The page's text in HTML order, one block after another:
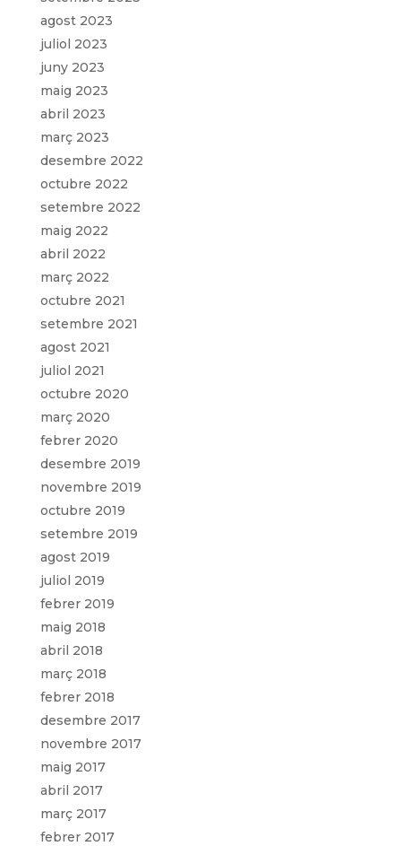
agost 2023
juliol 2023
juny 2023
maig 2023
abril 2023
març 2023
desembre 2022
octubre 2022
setembre 2022
maig 2022
abril 2022
març 2022
octubre 2021
setembre 2021
agost 2021
juliol 2021
octubre 2020
març 2020
febrer 2020
desembre 2019
novembre 2019
octubre 2019
setembre 2019
agost 2019
juliol 2019
febrer 2019
maig 2018
abril 2018
març 2018
febrer 2018
desembre 2017
novembre 2017
maig 2017
abril 2017
març 2017
febrer 2017